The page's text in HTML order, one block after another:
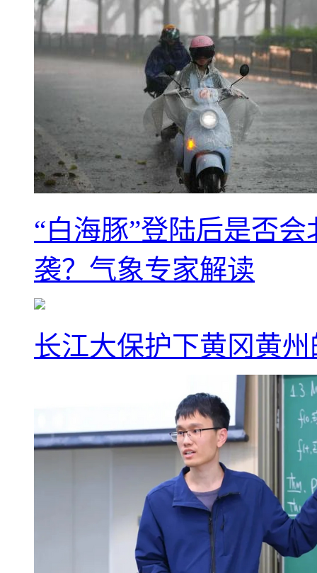
“白海豚”登陆后是否
袭？气象专家解读
长江大保护下黄冈黄